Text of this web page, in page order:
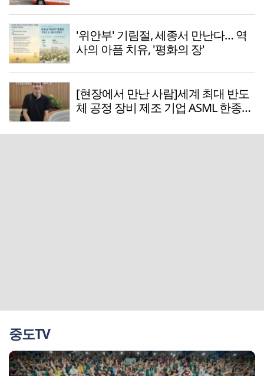
'위안부' 기림절, 세종서 만난다… 역
사의 아픔 치유, '평화의 장'
[현장에서 만난 사람]세계 최대 반도
체 공정 장비 제조 기업 ASML 한종호
중도TV